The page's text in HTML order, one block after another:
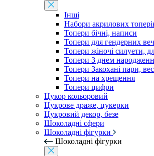
Інші
Набори акрилових
Топери бічні, написи
Топери для гендерних
Топери жіночі силуети,
Топери З днем
Топери Закохані пари,
Топери на хрещення
Топери цифри
Цукор кольоровий
Цукрове драже, цукерки
Цукровий декор, безе
Шоколадні сфери
Шоколадні фігурки
Шоколадні фігурки